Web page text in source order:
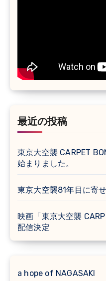
最近の投稿
東京大空襲 CARPET
始まりました。
東京大空襲81年目に寄
映画「東京大空襲
配信決定
a hope of NAGASAKI